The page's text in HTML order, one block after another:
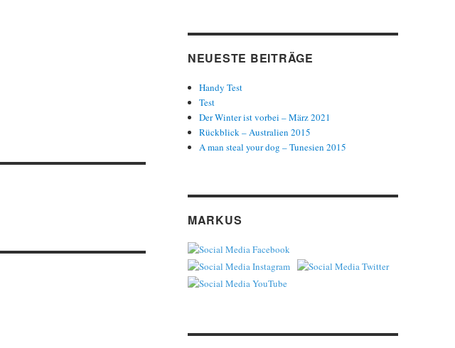
NEUESTE BEITRÄGE
Handy Test
Test
Der Winter ist vorbei – März 2021
Rückblick – Australien 2015
A man steal your dog – Tunesien 2015
MARKUS